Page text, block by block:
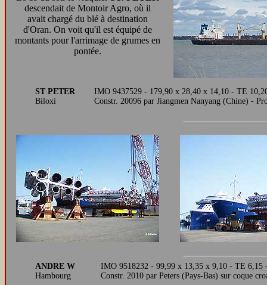
descendait de Montoir Agro, où il
avait chargé du blé à destination
d'Oran. On voit qu'il est équipé de
montants pour l'arrimage de grumes en
pontée.
ST PETER
Biloxi
IMO 9437529 - 179,90 x 28,40 x 14,10 - TE
Constr. 20096 par Jiangmen Nanyang (Chine) -
ANDRE W
Hambourg
IMO 9518232 - 99,99 x 13,35 x 9,10 - TE
Constr. 2010 par Peters (Pays-Bas) sur coque